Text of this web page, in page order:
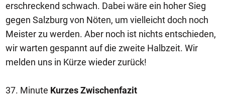
erschreckend schwach. Dabei wäre ein hoher Sieg
gegen Salzburg von Nöten, um vielleicht doch noch
Meister zu werden. Aber noch ist nichts entschieden,
wir warten gespannt auf die zweite Halbzeit. Wir
melden uns in Kürze wieder zurück!
37. Minute Kurzes Zwischenfazit